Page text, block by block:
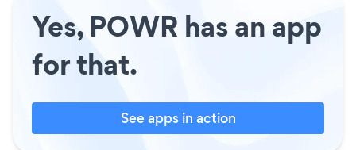
Yes, POWR has an app
for that.
See apps in action